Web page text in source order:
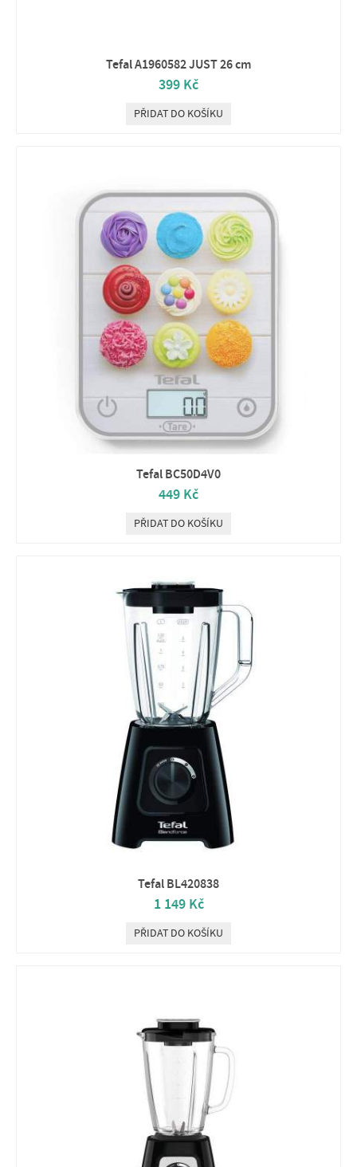
Tefal A1960582 JUST 26 cm
399 Kč
PŘIDAT DO KOŠÍKU
Tefal BC50D4V0
449 Kč
PŘIDAT DO KOŠÍKU
Tefal BL420838
1 149 Kč
PŘIDAT DO KOŠÍKU